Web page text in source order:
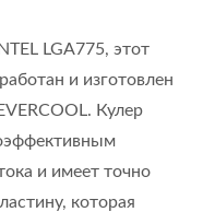
LGA775, этот
и изготовлен
Кулер
и имеет точно
которая